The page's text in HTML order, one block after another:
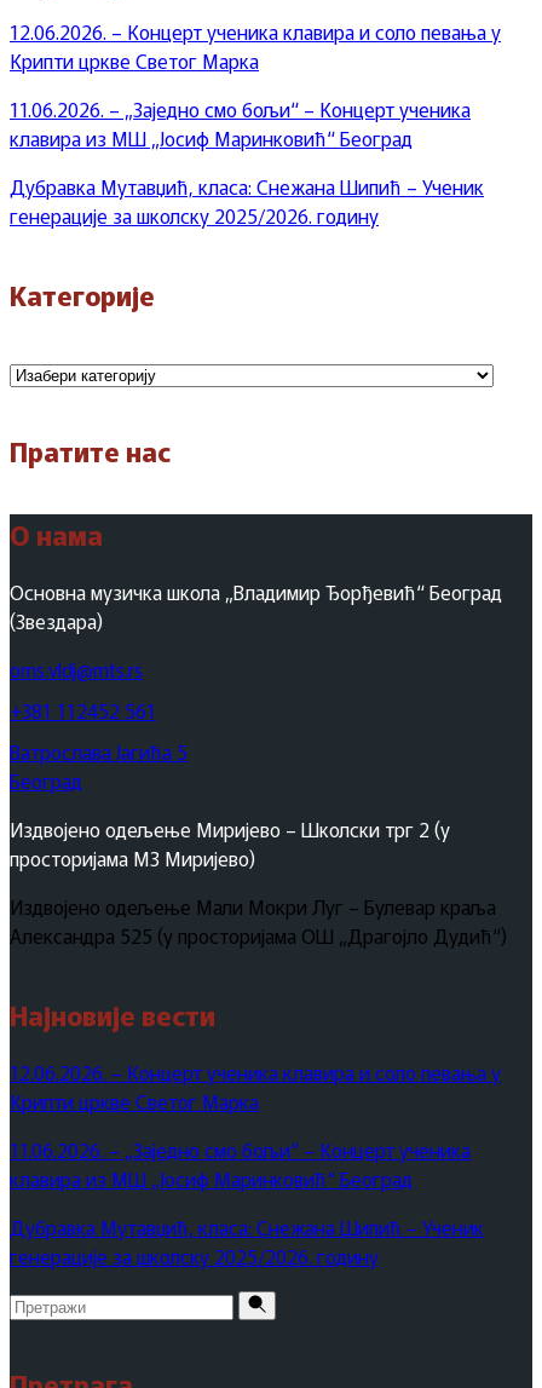
12.06.2026. – Концерт ученика клавира и соло певања у
Крипти цркве Светог Марка
11.06.2026. – „Заједно смо бољи“ – Концерт ученика
клавира из МШ „Јосиф Маринковић“ Београд
Дубравка Мутавџић, класа: Снежана Шипић – Ученик
генерације за школску 2025/2026. годину
Категорије
Категорије
Пратите нас
О нама
Основна музичка школа „Владимир Ђорђевић“ Београд
(Звездара)
oms.vldj@mts.rs
+381 112452 561
Ватрослава Јагића 5
Београд
Издвојено одељење Миријево – Школски трг 2 (у
просторијама МЗ Миријево)
Издвојено одељење Мали Мокри Луг – Булевар краља
Александра 525 (у просторијама ОШ „Драгојло Дудић“)
Најновије вести
12.06.2026. – Концерт ученика клавира и соло певања у
Крипти цркве Светог Марка
11.06.2026. – „Заједно смо бољи“ – Концерт ученика
клавира из МШ „Јосиф Маринковић“ Београд
Дубравка Мутавџић, класа: Снежана Шипић – Ученик
генерације за школску 2025/2026. годину
Pretraži